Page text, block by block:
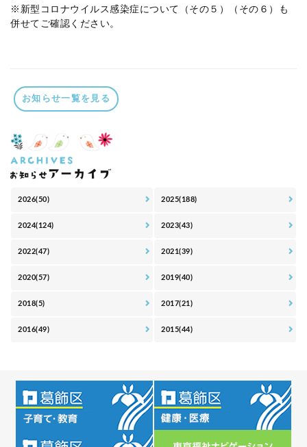
※新型コロナウイルス感染症について（その５）（その６）も
併せてご確認ください。
お知らせ一覧を見る
2026(50) 2025(188)
2024(124) 2023(43)
2022(47) 2021(39)
2020(57) 2019(40)
2018(5) 2017(21)
2016(49) 2015(44)